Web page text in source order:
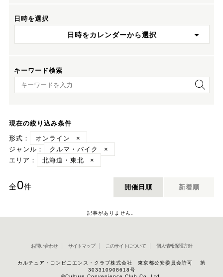
日時を選択
日時をカレンダーから選択
キーワード検索
キーワード検索
現在の絞り込み条件
形式：
オンライン
×
ジャンル：
クルマ・バイク
×
エリア：
北海道・東北 ×
全0件 開催日順 新着順
記事がありません。
お問い合わせ サイトマップ このサイトについて 個人情報保護方針
カルチュア・コンビニエンス・クラブ株式会社 東京都公安委員会許可 第
303310908618号